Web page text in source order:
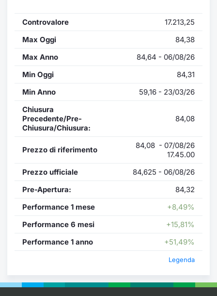
Controvalore
17.213,25
Max Oggi
84,38
Max Anno
84,64 - 06/08/26
Min Oggi
84,31
Min Anno
59,16 - 23/03/26
Chiusura
Precedente/Pre-
Chiusura/Chiusura:
84,08
Prezzo di riferimento
84,08 - 07/08/26
17.45.00
Prezzo ufficiale
84,625 - 06/08/26
Pre-Apertura:
84,32
Performance 1 mese
+8,49%
Performance 6 mesi
+15,81%
Performance 1 anno
+51,49%
Legenda